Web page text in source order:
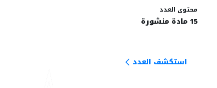
محتوى العدد
15 مادة منشورة
استكشف العدد